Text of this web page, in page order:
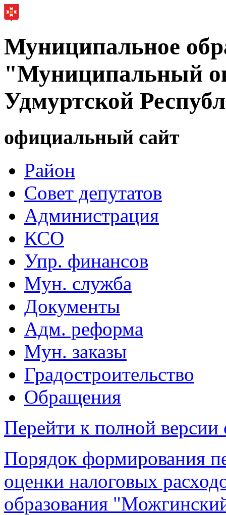
Муниципальное
"Муниципальный
Удмуртской
официальный сайт
Район
Совет депутатов
Администрация
КСО
Упр. финансов
Мун. служба
Документы
Адм. реформа
Мун. заказы
Градостроительство
Обращения
Перейти к полной версии
Порядок формирования
оценки налоговых
образования